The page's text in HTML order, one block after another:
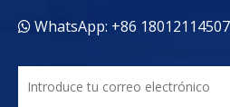
 WhatsApp: +86 18012114507